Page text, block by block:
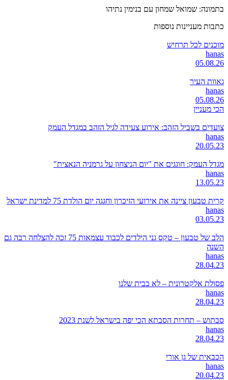
בתמונה: שמואל שמחון עם בנימין נתיהו
כתבות מעניינות נוספות
מוכנים לכל תרחיש
hanas
05.08.26
גאוות העיר
hanas
05.08.26
הכי מעניין
צועדים בשביל הזהב: אירוע צעידה לגיל הזהב במגדל העמק
hanas
20.05.23
מגדל העמק: חוגגים את "יום הניצחון על גרמניה הנאצית"
hanas
13.05.23
קרית טבעון ציינה את אירועי הזיכרון וחגגה יום הולדת 75 למדינת ישראל
hanas
03.05.23
הלב של טבעון – טקס גני הילדים לכבוד עצמאות 75 זכה להצלחה רבה גם
השנה
hanas
28.04.23
פסולת אלקטרונית – לא בבית שלנו
hanas
28.04.23
סבתוש – תחרות הסבתא הכי יפה בישראל לשנת 2023
hanas
28.04.23
הכבאית של גן אורי
hanas
20.04.23